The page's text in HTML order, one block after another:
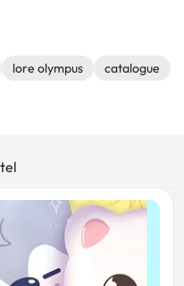
lore olympus
catalogue